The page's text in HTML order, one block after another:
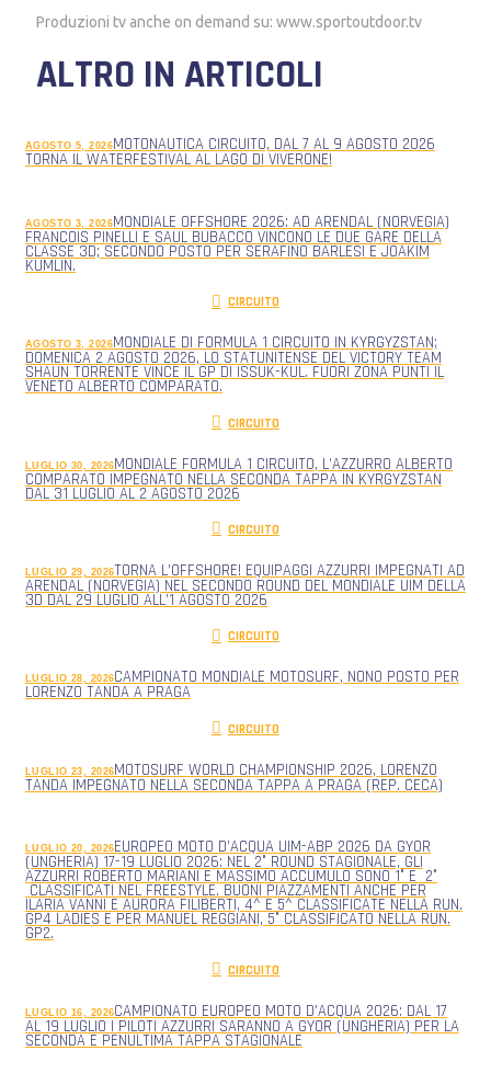
Produzioni tv anche on demand su: www.sportoutdoor.tv
ALTRO IN ARTICOLI
AGOSTO 5, 2026MOTONAUTICA CIRCUITO, DAL 7 AL 9 AGOSTO 2026
TORNA IL WATERFESTIVAL AL LAGO DI VIVERONE!
AGOSTO 3, 2026MONDIALE OFFSHORE 2026: AD ARENDAL (NORVEGIA)
FRANCOIS PINELLI E SAUL BUBACCO VINCONO LE DUE GARE DELLA
CLASSE 3D; SECONDO POSTO PER SERAFINO BARLESI E JOAKIM
KUMLIN.
CIRCUITO
AGOSTO 3, 2026MONDIALE DI FORMULA 1 CIRCUITO IN KYRGYZSTAN;
DOMENICA 2 AGOSTO 2026, LO STATUNITENSE DEL VICTORY TEAM
SHAUN TORRENTE VINCE IL GP DI ISSUK-KUL. FUORI ZONA PUNTI IL
VENETO ALBERTO COMPARATO.
CIRCUITO
LUGLIO 30, 2026MONDIALE FORMULA 1 CIRCUITO, L’AZZURRO ALBERTO
COMPARATO IMPEGNATO NELLA SECONDA TAPPA IN KYRGYZSTAN
DAL 31 LUGLIO AL 2 AGOSTO 2026
CIRCUITO
LUGLIO 29, 2026TORNA L’OFFSHORE! EQUIPAGGI AZZURRI IMPEGNATI AD
ARENDAL (NORVEGIA) NEL SECONDO ROUND DEL MONDIALE UIM DELLA
3D DAL 29 LUGLIO ALL’1 AGOSTO 2026
CIRCUITO
LUGLIO 28, 2026CAMPIONATO MONDIALE MOTOSURF, NONO POSTO PER
LORENZO TANDA A PRAGA
CIRCUITO
LUGLIO 23, 2026MOTOSURF WORLD CHAMPIONSHIP 2026, LORENZO
TANDA IMPEGNATO NELLA SECONDA TAPPA A PRAGA (REP. CECA)
LUGLIO 20, 2026EUROPEO MOTO D’ACQUA UIM-ABP 2026 DA GYOR
(UNGHERIA) 17-19 LUGLIO 2026: NEL 2° ROUND STAGIONALE, GLI
AZZURRI ROBERTO MARIANI E MASSIMO ACCUMULO SONO 1° E 2°
CLASSIFICATI NEL FREESTYLE. BUONI PIAZZAMENTI ANCHE PER
ILARIA VANNI E AURORA FILIBERTI, 4^ E 5^ CLASSIFICATE NELLA RUN.
GP4 LADIES E PER MANUEL REGGIANI, 5° CLASSIFICATO NELLA RUN.
GP2.
CIRCUITO
LUGLIO 16, 2026CAMPIONATO EUROPEO MOTO D’ACQUA 2026: DAL 17
AL 19 LUGLIO I PILOTI AZZURRI SARANNO A GYOR (UNGHERIA) PER LA
SECONDA E PENULTIMA TAPPA STAGIONALE